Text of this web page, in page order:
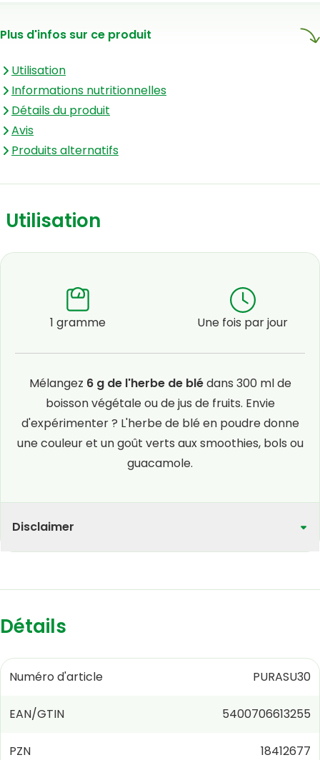
Plus d'infos sur ce produit
Utilisation
Informations nutritionnelles
Détails du produit
Avis
Produits alternatifs
Utilisation
1 gramme Une fois par jour
Mélangez 6 g de l'herbe de blédans 300 ml de
boisson végétale ou de jus de fruits. Envie
d'expérimenter ? L'herbe de blé en poudre donne
une couleur et un goût verts aux smoothies, bols ou
guacamole.
Disclaimer
Détails
Numéro d'article PURASU30
EAN/GTIN 5400706613255
PZN 18412677